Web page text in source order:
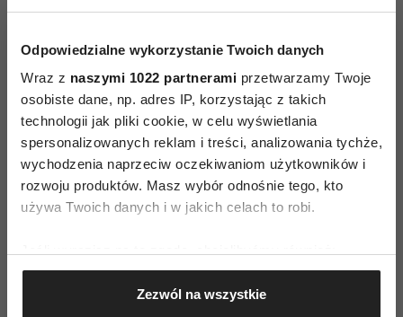
Odpowiedzialne wykorzystanie Twoich danych
Wraz z naszymi 1022 partnerami przetwarzamy Twoje
osobiste dane, np. adres IP, korzystając z takich
technologii jak pliki cookie, w celu wyświetlania
spersonalizowanych reklam i treści, analizowania tychże,
wychodzenia naprzeciw oczekiwaniom użytkowników i
rozwoju produktów. Masz wybór odnośnie tego, kto
używa Twoich danych i w jakich celach to robi.
Gromadzić dane dotyczące Twojej lokalizacji
geograficznej z dokładnością nawet do kilku metrów
Zezwól na wszystkie
ZAMÓW
E-WYDANIE